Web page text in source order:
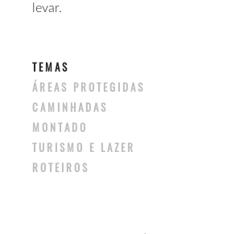
levar.
TEMAS
ÁREAS PROTEGIDAS
CAMINHADAS
MONTADO
TURISMO E LAZER
ROTEIROS